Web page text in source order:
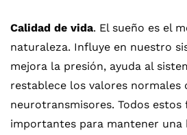
Calidad de vida. El sueño es el
naturaleza. Influye en nuestro
mejora la presión, ayuda al
restablece los valores normales
neurotransmisores. Todos
importantes para mantener una